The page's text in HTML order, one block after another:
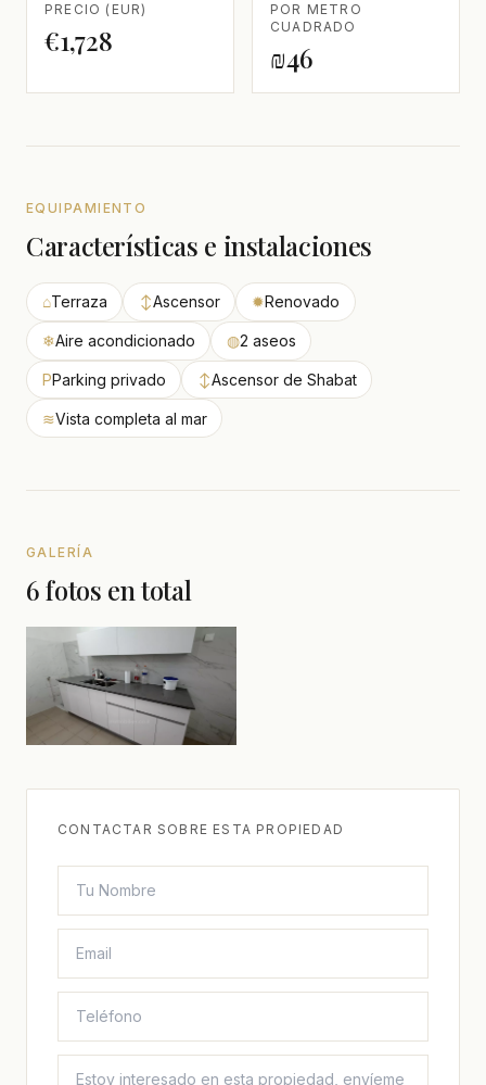
PRECIO (EUR)
€1,728
POR METRO
CUADRADO
₪46
EQUIPAMIENTO
Características e instalaciones
⌂Terraza ↕Ascensor ✹Renovado
❄Aire acondicionado ◍2 aseos
PParking privado ↕Ascensor de Shabat
≋Vista completa al mar
GALERÍA
6 fotos en total
CONTACTAR SOBRE ESTA PROPIEDAD